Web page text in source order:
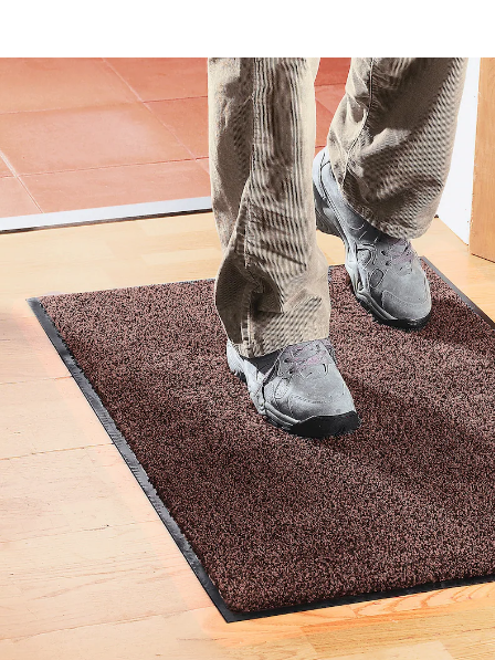
60x40 cm
Dans le Panier
Livrable sous 4-5 jours ouvrés
Elle enlève la saleté des chaussures!
bavette extra forte
Après la microfibre pour le ménage, voici le paillasson
en microfibre pour l’entrée ! Sérieux atout : la
microfibre peut absorber énormément d’eau et de
saleté, elle en est littéralement friande ! En d’autres
termes : avec le paillasson en microfibre, vos
chaussures seront parfaitement propres !
Matière :
Couche d’usure : 100 % polypropylène avec envers